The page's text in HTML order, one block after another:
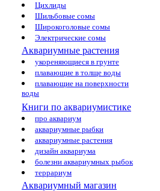
Цихлиды
Шильбовые сомы
Широкоголовые сомы
Электрические сомы
Аквариумные растения
укореняющиеся в грунте
плавающие в толще воды
плавающие на поверхности
воды
Книги по аквариумистике
про аквариум
аквариумные рыбки
аквариумные растения
дизайн аквариума
болезни аквариумных рыбок
террариум
Аквариумный магазин